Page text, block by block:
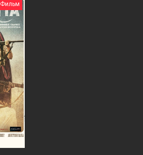
Фильм